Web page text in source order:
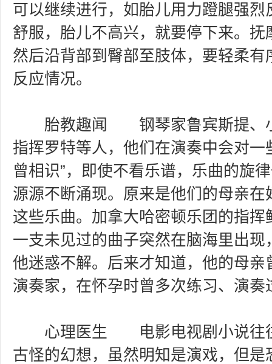
可以继续进行，如胎儿用力蹬腿强
舒服，胎儿不高兴，就要停下来。
然后沿背部到臀部至肢体，要轻柔
反应情况。
胎教趣闻 钢琴家鲁宾斯提、小
指挥罗特等人，他们在演奏中会对一
曾相识”，即使不看乐谱，乐曲的旋
源源不断涌现。原来是他们的母亲
这些乐曲。加拿大哈密顿乐团的指
一支未见过的曲子突然在脑海里出
他迷惑不解。后来才知道，他的母
演奏家，在怀孕时曾多次练习、演奏
心理医生 电影电视剧小说往往
古怪的幻想，虽然明知是演戏，但